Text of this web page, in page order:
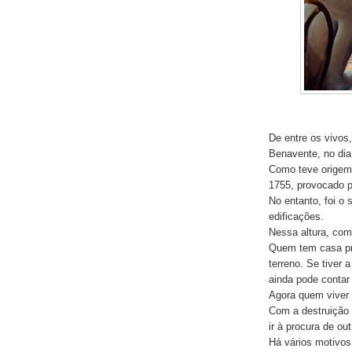
De entre os
Benavente, no
Como teve
1755, provocado
No entanto, foi o
edificações.
Nessa altura,
Quem tem casa
terreno. Se tiver
ainda pode
Agora quem
Com a
ir à procura de
Há vários